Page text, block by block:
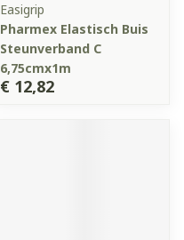
Easigrip
Pharmex Elastisch Buis
Steunverband C
6,75cmx1m
€ 12,82